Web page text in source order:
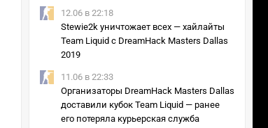
12.06 в 22:18
Stewie2k уничтожает всех — хайлайты
Team Liquid с DreamHack Masters Dallas
2019
11.06 в 22:33
Организаторы DreamHack Masters Dallas
доставили кубок Team Liquid — ранее
его потеряла курьерская служба